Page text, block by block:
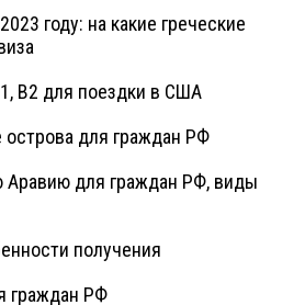
году: на какие греческие
B2 для поездки в США
острова для граждан РФ
Аравию для граждан РФ, виды
получения
граждан РФ